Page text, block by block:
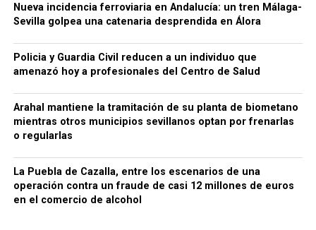
Nueva incidencia ferroviaria en Andalucía: un tren Málaga-
Sevilla golpea una catenaria desprendida en Álora
Policia y Guardia Civil reducen a un individuo que
amenazó hoy a profesionales del Centro de Salud
Arahal mantiene la tramitación de su planta de biometano
mientras otros municipios sevillanos optan por frenarlas
o regularlas
La Puebla de Cazalla, entre los escenarios de una
operación contra un fraude de casi 12 millones de euros
en el comercio de alcohol